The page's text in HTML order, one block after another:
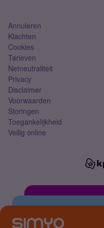
Annuleren
Klachten
Cookies
Tarieven
Netneutraliteit
Privacy
Disclaimer
Voorwaarden
Storingen
Toegankelijkheid
Veilig online